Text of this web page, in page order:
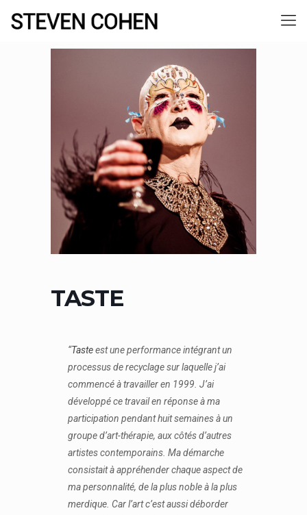
TASTE
“Tasteest une performance intégrant un
processus de recyclage sur laquelle j’ai
commencé à travailler en 1999. J’ai
développé ce travail en réponse à ma
participation pendant huit semaines à un
groupe d’art-thérapie, aux côtés d’autres
artistes contemporains. Ma démarche
consistait à appréhender chaque aspect de
ma personnalité, de la plus noble à la plus
merdique. Car l’art c’est aussi déborder